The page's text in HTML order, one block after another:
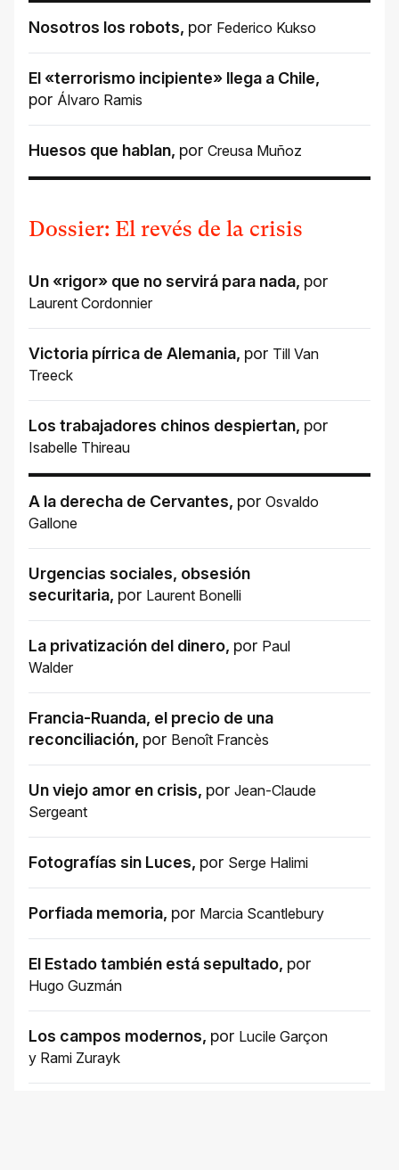
Nosotros los robots, por Federico Kukso
El «terrorismo incipiente» llega a Chile,
por Álvaro Ramis
Huesos que hablan, por Creusa Muñoz
Dossier: El revés de la crisis
Un «rigor» que no servirá para nada, por
Laurent Cordonnier
Victoria pírrica de Alemania, por Till Van
Treeck
Los trabajadores chinos despiertan, por
Isabelle Thireau
A la derecha de Cervantes, por Osvaldo
Gallone
Urgencias sociales, obsesión
securitaria, por Laurent Bonelli
La privatización del dinero, por Paul
Walder
Francia-Ruanda, el precio de una
reconciliación, por Benoît Francès
Un viejo amor en crisis, por Jean-Claude
Sergeant
Fotografías sin Luces, por Serge Halimi
Porfiada memoria, por Marcia Scantlebury
El Estado también está sepultado, por
Hugo Guzmán
Los campos modernos, por Lucile Garçon
y Rami Zurayk